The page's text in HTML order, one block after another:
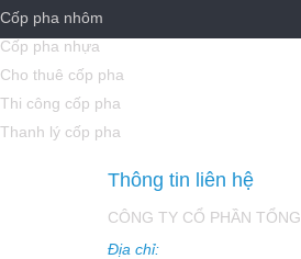
Cốp pha nhôm
Cốp pha nhựa
Cho thuê cốp pha
Thi công cốp pha
Thanh lý cốp pha
Thông tin liên hệ
CÔNG TY CỔ PHẦN
Địa chỉ: